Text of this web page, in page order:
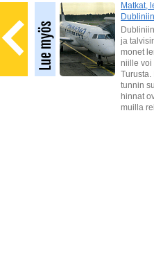
mitä
Matkat,
Dubliniin
ja
monet
niille voi
Turusta.
tunnin
hinnat
muilla